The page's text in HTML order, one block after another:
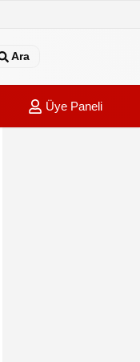
Ara
Üye Paneli